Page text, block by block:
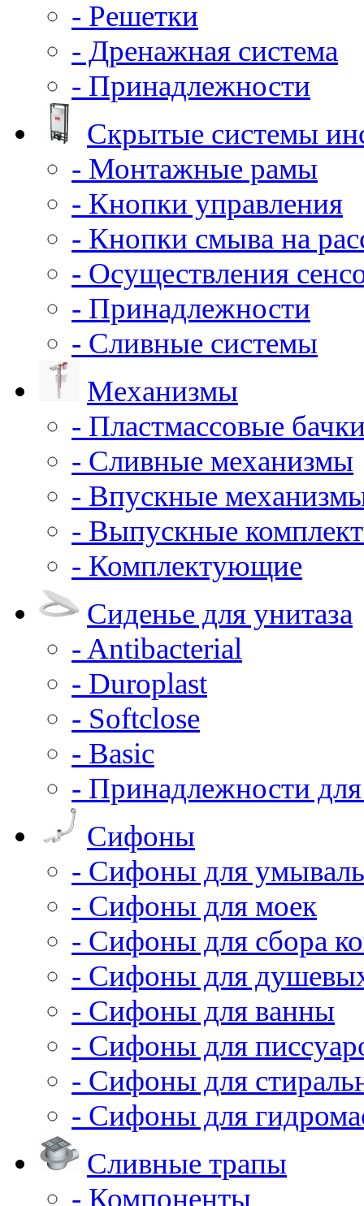
- Решетки
- Дренажная система
- Принадлежности
Скрытые системы
- Монтажные рамы
- Кнопки управления
- Кнопки смыва на
- Осуществления
- Принадлежности
- Сливные системы
Механизмы
- Пластмассовые
- Сливные механизмы
- Впускные
- Выпускные
- Комплектующие
Сиденье для унитаза
- Antibacterial
- Duroplast
- Softclose
- Basic
- Принадлежности
Сифоны
- Сифоны для
- Сифоны для моек
- Сифоны для сбора
- Сифоны для
- Сифоны для ванны
- Сифоны для
- Сифоны для
- Сифоны для
Сливные трапы
- Компоненты